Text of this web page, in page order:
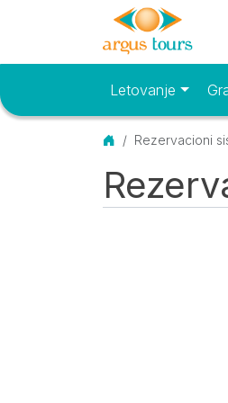
Osnovni meniLetovanje
Početna
Rezervacioni